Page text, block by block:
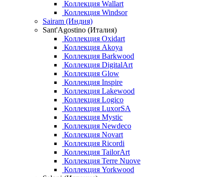
Коллекция Wallart
Коллекция Windsor
Sairam (Индия)
Sant'Agostino (Италия)
Коллекция Oxidart
Коллекция Akoya
Коллекция Barkwood
Коллекция DigitalArt
Коллекция Glow
Коллекция Inspire
Коллекция Lakewood
Коллекция Logico
Коллекция LuxorSA
Коллекция Mystic
Коллекция Newdeco
Коллекция Novart
Коллекция Ricordi
Коллекция TailorArt
Коллекция Terre Nuove
Коллекция Yorkwood